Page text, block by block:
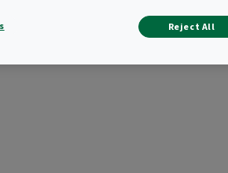
Reject All